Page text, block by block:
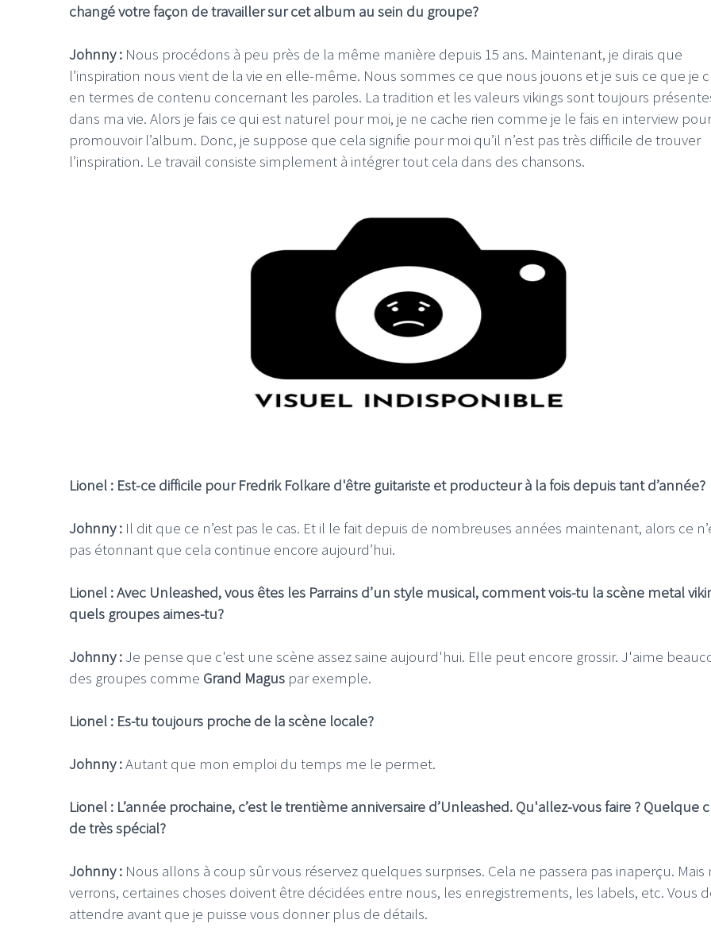
changé votre façon de travailler sur cet album au sein du groupe?
Johnny : Nous procédons à peu près de la même manière depuis 15 ans. Maintenant, je dirais que
l’inspiration nous vient de la vie en elle-même. Nous sommes ce que nous jouons et je suis ce que je
en termes de contenu concernant les paroles. La tradition et les valeurs vikings sont toujours
dans ma vie. Alors je fais ce qui est naturel pour moi, je ne cache rien comme je le fais en interview pour
promouvoir l’album. Donc, je suppose que cela signifie pour moi qu’il n’est pas très difficile de trouver
l’inspiration. Le travail consiste simplement à intégrer tout cela dans des chansons.
Lionel : Est-ce difficile pour Fredrik Folkare d'être guitariste et producteur à la fois depuis tant d’année?
Johnny : Il dit que ce n’est pas le cas. Et il le fait depuis de nombreuses années maintenant, alors ce
pas étonnant que cela continue encore aujourd’hui.
Lionel : Avec Unleashed, vous êtes les Parrains d’un style musical, comment vois-tu la scène metal
quels groupes aimes-tu?
Johnny : Je pense que c'est une scène assez saine aujourd'hui. Elle peut encore grossir. J'aime
des groupes comme Grand Magus par exemple.
Lionel : Es-tu toujours proche de la scène locale?
Johnny :Autant que mon emploi du temps me le permet.
Lionel : L’année prochaine, c’est le trentième anniversaire d’Unleashed. Qu'allez-vous faire ? Quelque
de très spécial?
Johnny : Nous allons à coup sûr vous réservez quelques surprises. Cela ne passera pas inaperçu. Mais
verrons, certaines choses doivent être décidées entre nous, les enregistrements, les labels, etc. Vous
attendre avant que je puisse vous donner plus de détails.